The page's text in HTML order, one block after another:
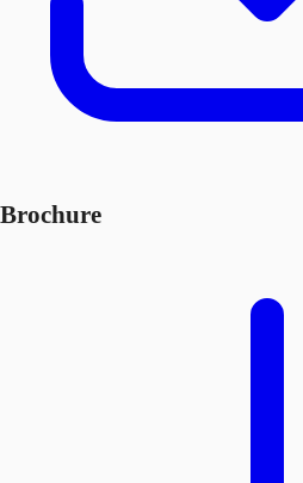
Brochure